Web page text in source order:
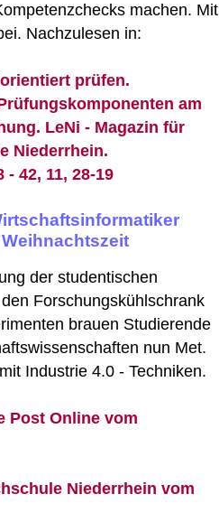
machen. Mit
Nachzulesen in:
prüfen.
am
LeNi - Magazin für
Niederrhein.
42, 11, 28-19
der studentischen
Forschungskühlschrank
brauen Studierende
nun Met.
Industrie 4.0 - Techniken.
Post Online vom
Niederrhein vom